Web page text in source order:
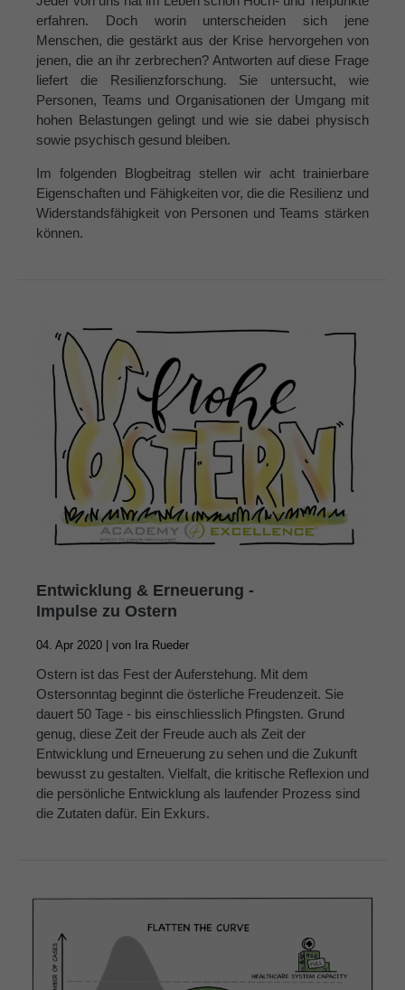
erfahren. Doch worin unterscheiden sich jene
Menschen, die gestärkt aus der Krise hervorgehen von
jenen, die an ihr zerbrechen? Antworten auf diese Frage
liefert die Resilienzforschung. Sie untersucht, wie
Personen, Teams und Organisationen der Umgang mit
hohen Belastungen gelingt und wie sie dabei physisch
sowie psychisch gesund bleiben.
Im folgenden Blogbeitrag stellen wir acht trainierbare
Eigenschaften und Fähigkeiten vor, die die Resilienz und
Widerstandsfähigkeit von Personen und Teams stärken
können.
Entwicklung & Erneuerung -
Impulse zu Ostern
04. Apr 2020 | von Ira Rueder
Ostern ist das Fest der Auferstehung. Mit dem
Ostersonntag beginnt die österliche Freudenzeit. Sie
dauert 50 Tage - bis einschliesslich Pfingsten. Grund
genug, diese Zeit der Freude auch als Zeit der
Entwicklung und Erneuerung zu sehen und die Zukunft
bewusst zu gestalten. Vielfalt, die kritische Reflexion und
die persönliche Entwicklung als laufender Prozess sind
die Zutaten dafür. Ein Exkurs.